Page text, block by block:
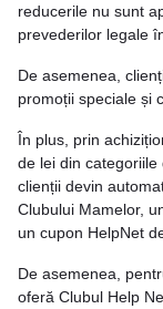
reducerile nu sunt
prevederilor legale
De asemenea,
promoții speciale și
În plus, prin
de lei din categoriile
clienții devin
Clubului Mamelor,
un cupon HelpNet
De asemenea,
oferă Clubul Help